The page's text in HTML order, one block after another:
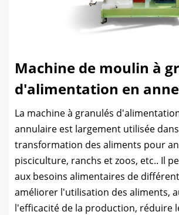
Machine de moulin à
d'alimentation en
La machine à granulés
annulaire est largement utilisée
transformation des aliments pour
pisciculture, ranchs et zoos, etc.. Il
aux besoins alimentaires de
améliorer l'utilisation des aliments,
l'efficacité de la production, réduire